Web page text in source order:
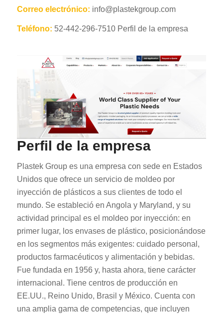
Correo electrónico: info@plastekgroup.com
Teléfono: 52-442-296-7510 Perfil de la empresa
Perfil de la empresa
Plastek Group es una empresa con sede en Estados
Unidos que ofrece un servicio de moldeo por
inyección de plásticos a sus clientes de todo el
mundo. Se estableció en Angola y Maryland, y su
actividad principal es el moldeo por inyección: en
primer lugar, los envases de plástico, posicionándose
en los segmentos más exigentes: cuidado personal,
productos farmacéuticos y alimentación y bebidas.
Fue fundada en 1956 y, hasta ahora, tiene carácter
internacional. Tiene centros de producción en
EE.UU., Reino Unido, Brasil y México. Cuenta con
una amplia gama de competencias, que incluyen